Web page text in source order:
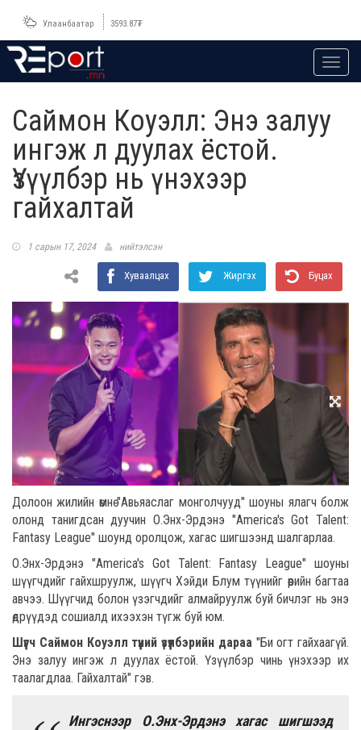
Улаанбаатар 3593.87₮
Саймон Коуэлл: Энэ залуу
ингэж л дуулах ёстой.
Үзүүлбэр нь үнэхээр
гайхалтай
1 сарын 17, 2024 нийтэлсэн
Хуваалцах Жиргэх Буцах
Долоон жилийн өмнө "Авьяаслаг монголчууд" шоуны ялагч болж
олонд танигдсан дуучин О.Энх-Эрдэнэ "America's Got Talent:
Fantasy League" шоунд оролцож, хагас шигшээнд шалгарлаа.
О.Энх-Эрдэнэ "America's Got Talent: Fantasy League" шоуны
шүүгчдийг гайхшруулж, шүүгч Хэйди Блум түүнийг өөрийн багтаа
авчээ. Шүүгчид болон үзэгчдийг алмайруулж буй бичлэг нь энэ
өдрүүдэд сошиалд ихээхэн түгж буй юм.
Шүүгч Саймон Коуэлл түүний үзүүлбэрийн дараа "Би огт гайхаагүй.
Энэ залуу ингэж л дуулах ёстой. Үзүүлбэр чинь үнэхээр их
таалагдлаа. Гайхалтай" гэв.
Ингэснээр О.Энх-Эрдэнэ хагас шигшээд